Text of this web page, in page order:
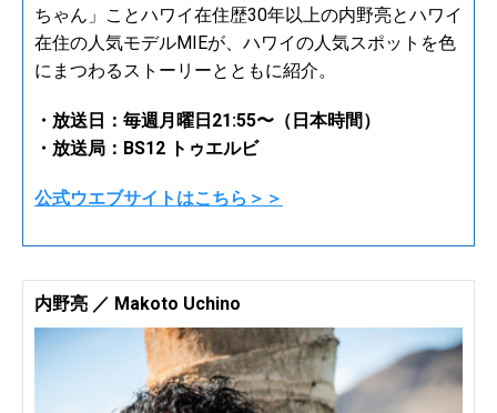
ちゃん」ことハワイ在住歴30年以上の内野亮とハワイ
在住の人気モデルMIEが、ハワイの人気スポットを色
にまつわるストーリーとともに紹介。
・放送日：毎週月曜日21:55〜（日本時間）
・放送局：BS12 トゥエルビ
公式ウエブサイトはこちら＞＞
内野亮 ／ Makoto Uchino